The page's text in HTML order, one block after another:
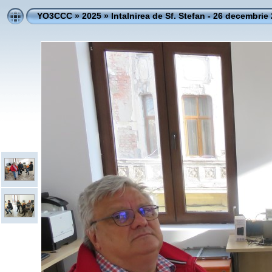
YO3CCC»2025»Intalnirea de Sf. Stefan - 26 decembrie